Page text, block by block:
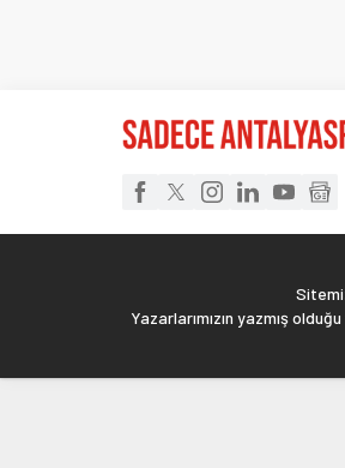
Yazarlarımızın yazmış